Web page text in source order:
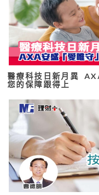
醫療科技日新月異
您的保障跟得上